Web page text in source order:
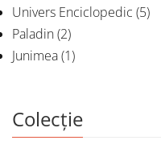
Univers Enciclopedic (5)
Paladin(2)
Junimea(1)
Colecție